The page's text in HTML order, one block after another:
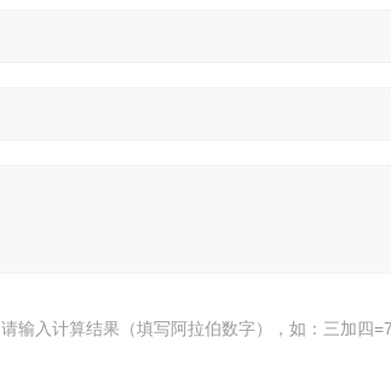
请输入计算结果（填写阿拉伯数字），如：三加四=7